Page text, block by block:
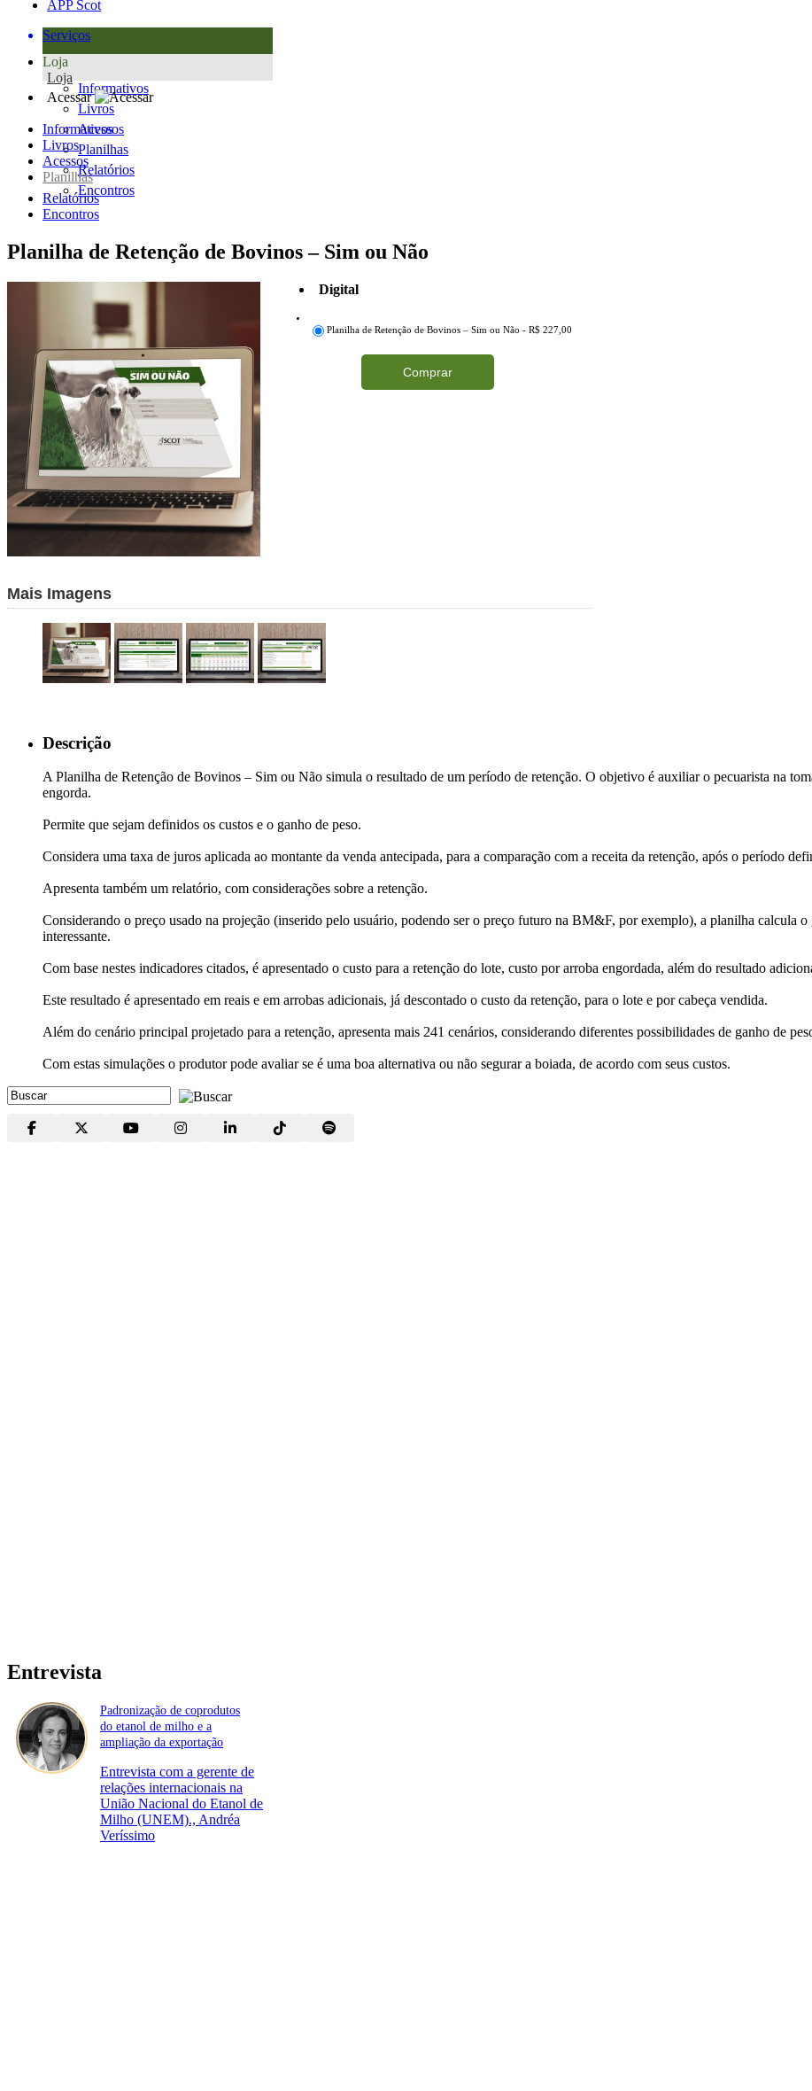
APP Scot
Serviços
Loja
Loja
Informativos
Livros
Acessos
Planilhas
Relatórios
Encontros
Acessar
Informativos
Livros
Acessos
Planilhas
Relatórios
Encontros
Planilha de Retenção de Bovinos – Sim ou Não
Digital
Planilha de Retenção de Bovinos – Sim ou Não - R$ 227,00
Comprar
Mais Imagens
Descrição
A Planilha de Retenção de Bovinos – Sim ou Não simula o resultado de um período de retenção. O objetivo é auxiliar o pecuarista na
engorda.
Permite que sejam definidos os custos e o ganho de peso.
Considera uma taxa de juros aplicada ao montante da venda antecipada, para a comparação com a receita da retenção, após o período
Apresenta também um relatório, com considerações sobre a retenção.
Considerando o preço usado na projeção (inserido pelo usuário, podendo ser o preço futuro na BM&F, por exemplo), a planilha calcula o
interessante.
Com base nestes indicadores citados, é apresentado o custo para a retenção do lote, custo por arroba engordada, além do resultado
Este resultado é apresentado em reais e em arrobas adicionais, já descontado o custo da retenção, para o lote e por cabeça vendida.
Além do cenário principal projetado para a retenção, apresenta mais 241 cenários, considerando diferentes possibilidades de ganho de
Com estas simulações o produtor pode avaliar se é uma boa alternativa ou não segurar a boiada, de acordo com seus custos.
Entrevista
Padronização de coprodutos
do etanol de milho e a
ampliação da exportação
Entrevista com a gerente de
relações internacionais na
União Nacional do Etanol de
Milho (UNEM)., Andréa
Veríssimo